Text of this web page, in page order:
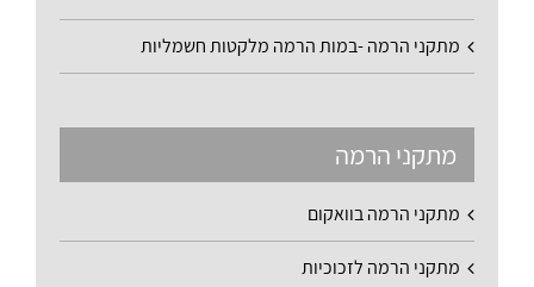
מתקני הרמה -במות הרמה מלקטות חשמליות
מתקני הרמה
מתקני הרמה בוואקום
מתקני הרמה לזכוכיות